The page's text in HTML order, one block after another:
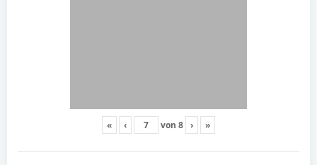
« ‹ von 8 › »